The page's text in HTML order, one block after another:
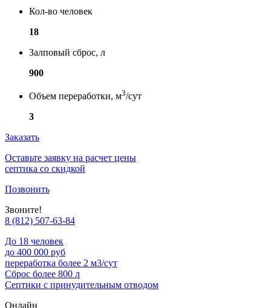
Кол-во человек
18
Залповый сброс, л
900
Объем переработки, м3/сут
3
Заказать
Оставьте заявку на расчет цены
септика со скидкой
Позвонить
Звоните!
8 (812) 507-63-84
До 18 человек
до 400 000 руб
переработка более 2 м3/сут
Сброс более 800 л
Септики с принудительным отводом
Онлайн